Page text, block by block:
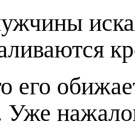
его
Уже